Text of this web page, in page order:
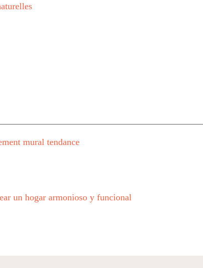
mural tendance
un hogar armonioso y funcional